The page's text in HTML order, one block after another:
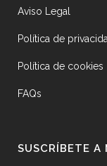
Aviso Legal
Política de
Política de cookies
FAQs
SUSCRÍBETE A